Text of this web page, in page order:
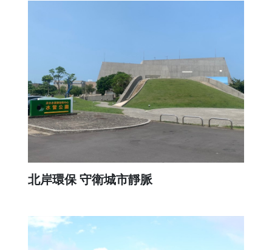
北岸環保 守衛城市靜脈